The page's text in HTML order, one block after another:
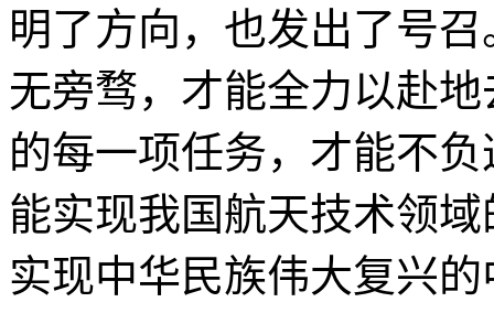
明了方向，也发出了号
无旁骛，才能全力以赴
的每一项任务，才能不
能实现我国航天技术领
实现中华民族伟大复兴